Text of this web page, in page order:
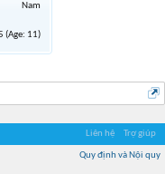
Nam
(Age: 11)
Liên hệ Trợ giúp
Quy định và Nội quy